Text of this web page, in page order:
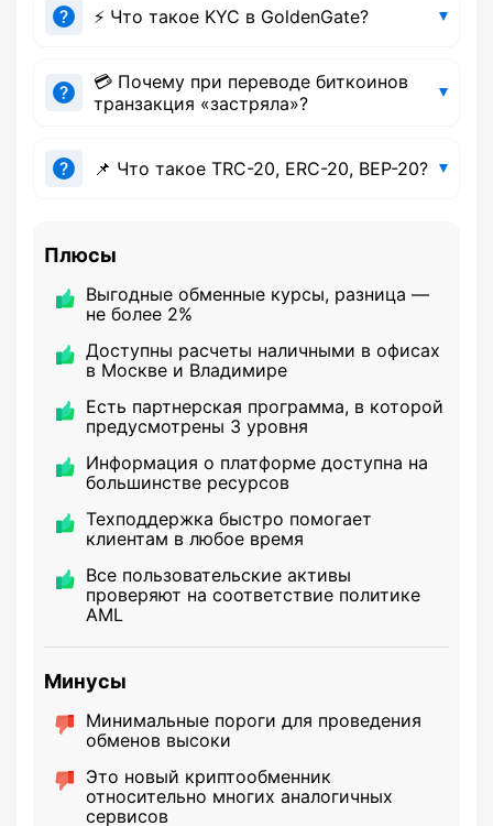
⚡ Что такое KYC в GoldenGate?
💳 Почему при переводе биткоинов
транзакция «застряла»?
📌 Что такое TRC-20, ERC-20, BEP-20?
Плюсы
Выгодные обменные курсы, разница —
не более 2%
Доступны расчеты наличными в офисах
в Москве и Владимире
Есть партнерская программа, в которой
предусмотрены 3 уровня
Информация о платформе доступна на
большинстве ресурсов
Техподдержка быстро помогает
клиентам в любое время
Все пользовательские активы
проверяют на соответствие политике
AML
Минусы
Минимальные пороги для проведения
обменов высоки
Это новый криптообменник
относительно многих аналогичных
сервисов